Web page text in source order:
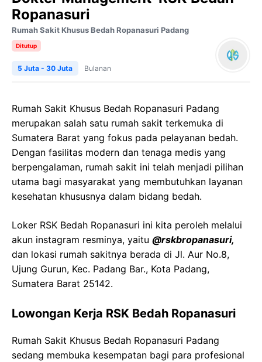
Ropanasuri
Rumah Sakit Khusus Bedah Ropanasuri Padang
Ditutup
5 Juta - 30 Juta Bulanan
Rumah Sakit Khusus Bedah Ropanasuri Padang
merupakan salah satu rumah sakit terkemuka di
Sumatera Barat yang fokus pada pelayanan bedah.
Dengan fasilitas modern dan tenaga medis yang
berpengalaman, rumah sakit ini telah menjadi pilihan
utama bagi masyarakat yang membutuhkan layanan
kesehatan khususnya dalam bidang bedah.
Loker RSK Bedah Ropanasuri ini kita peroleh melalui
akun instagram resminya, yaitu @rskbropanasuri,
dan lokasi rumah sakitnya berada di Jl. Aur No.8,
Ujung Gurun, Kec. Padang Bar., Kota Padang,
Sumatera Barat 25142.
Lowongan Kerja RSK Bedah Ropanasuri
Rumah Sakit Khusus Bedah Ropanasuri Padang
sedang membuka kesempatan bagi para profesional